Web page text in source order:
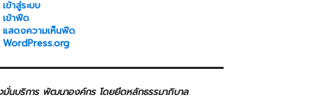
เข้าสู่ระบบ
เข้าฟีด
แสดงความเห็นฟีด
WordPress.org
มั่นบริการ พัฒนาองค์กร โดยยึดหลักธรรมาภิบาล